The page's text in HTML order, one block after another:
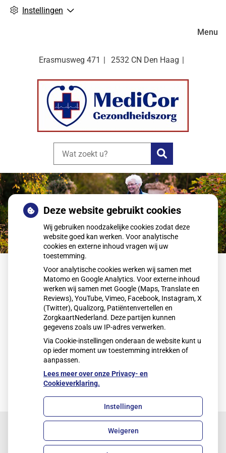
Instellingen
Erasmusweg 471 2532 CN Den Haag
Zoeken
Menu
Vacatures
Diëtiste vacature
Op het moment hebben wij geen openstaande
vacatures.
Uw Zorg Online|Beheer
Deze website gebruikt cookies
Wij gebruiken noodzakelijke cookies zodat deze
website goed kan werken. Voor analytische
cookies en externe inhoud vragen wij uw
toestemming.
Voor analytische cookies werken wij samen met
Matomo en Google Analytics. Voor externe inhoud
werken wij samen met Google (Maps, Translate en
Reviews), YouTube, Vimeo, Facebook, Instagram, X
(Twitter), Qualizorg, Patiëntenvertellen en
ZorgkaartNederland. Deze partijen kunnen
gegevens zoals uw IP-adres verwerken.
Via Cookie-instellingen onderaan de website kunt u
op ieder moment uw toestemming intrekken of
aanpassen.
Lees meer over onze Privacy- en
Cookieverklaring.
Instellingen
Weigeren